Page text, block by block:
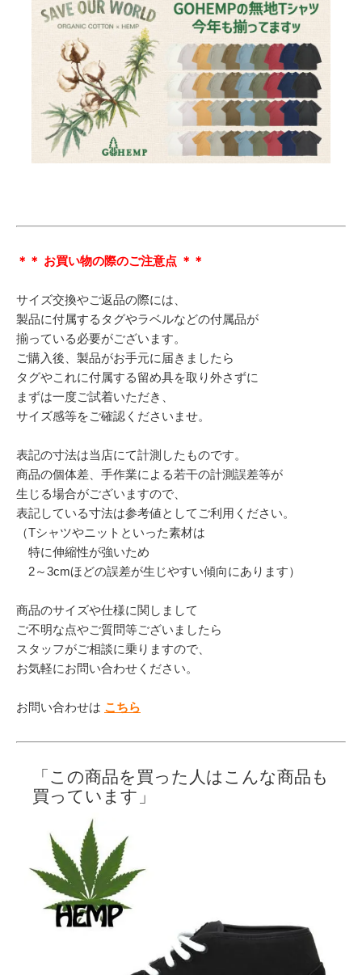
＊＊ お買い物の際のご注意点 ＊＊
サイズ交換やご返品の際には、
製品に付属するタグやラベルなどの付属品が
揃っている必要がございます。
ご購入後、製品がお手元に届きましたら
タグやこれに付属する留め具を取り外さずに
まずは一度ご試着いただき、
サイズ感等をご確認くださいませ。
表記の寸法は当店にて計測したものです。
商品の個体差、手作業による若干の計測誤差等が
生じる場合がございますので、
表記している寸法は参考値としてご利用ください。
（Tシャツやニットといった素材は
特に伸縮性が強いため
2～3cmほどの誤差が生じやすい傾向にあります）
商品のサイズや仕様に関しまして
ご不明な点やご質問等ございましたら
スタッフがご相談に乗りますので、
お気軽にお問い合わせください。
お問い合わせは こちら
「この商品を買った人はこんな商品も
買っています」